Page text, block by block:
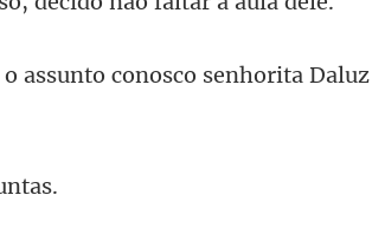
assunto conosco senhorita Dalu